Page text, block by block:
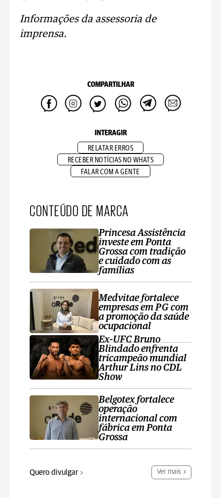
Informações da assessoria de
imprensa.
COMPARTILHAR
INTERAGIR
RELATAR ERROS
RECEBER NOTÍCIAS NO WHATS
FALAR COM A GENTE
CONTEÚDO DE MARCA
Princesa Assistência
investe em Ponta
Grossa com tradição
e cuidado com as
famílias
Medvitae fortalece
empresas em PG com
a promoção da saúde
ocupacional
Ex-UFC Bruno
Blindado enfrenta
tricampeão mundial
Arthur Lins no CDL
Show
Belgotex fortalece
operação
internacional com
fábrica em Ponta
Grossa
Quero divulgar Ver mais